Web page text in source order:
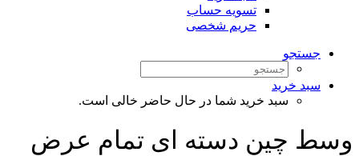
تسویه حساب
حریم شخصی
جستجو
سبد خرید
سبد خرید شما در حال حاضر خالی است.
وسط چین دسته ای تمام عرض